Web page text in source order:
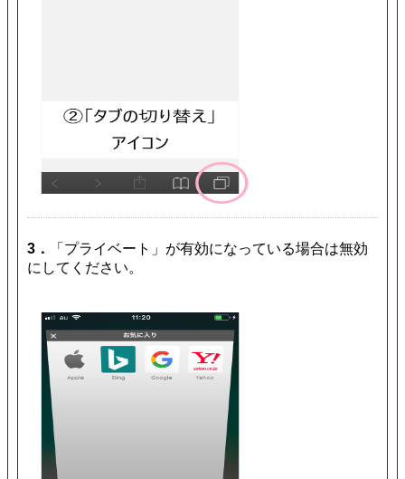
3．
「プライベート」が有効になっている場合は無効
にしてください。